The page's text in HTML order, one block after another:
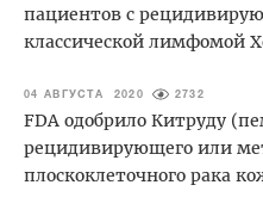
пациентов с
классической лимфомой
04 АВГУСТА 2020 2732
FDA одобрило Китруду
рецидивирующего или
плоскоклеточного рака